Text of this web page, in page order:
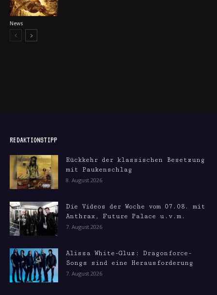
News
REDAKTIONSTIPP
Rückkehr der klassischen Besetzung
mit Paukenschlag
8. August 2026
Die Videos der Woche vom 07.08. mit
Anthrax, Future Palace u.v.m.
7. August 2026
Alissa White-Gluz: Dragonforce-
Songs sind eine Herausforderung
7. August 2026